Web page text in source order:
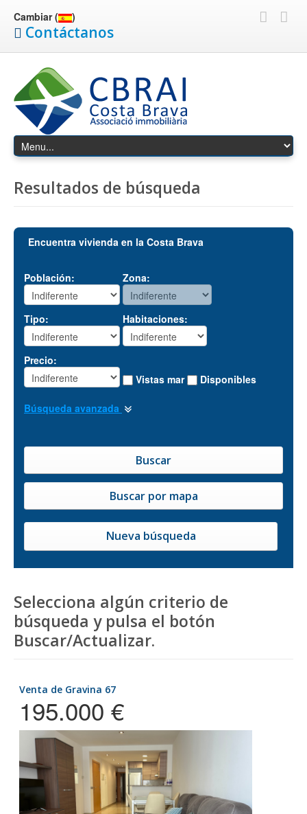
Cambiar ( )
Contáctanos
Resultados de búsqueda
Encuentra vivienda en la Costa Brava
Población: Zona:
Tipo: Habitaciones:
Precio:
Vistas mar
Disponibles
Búsqueda avanzada
Nueva búsqueda
Selecciona algún criterio de
búsqueda y pulsa el botón
Buscar/Actualizar.
Venta de Gravina 67
195.000 €